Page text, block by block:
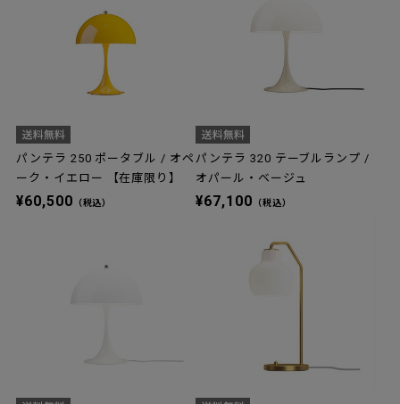
パンテラ 250 ポータブル / オペ
ーク・イエロー 【在庫限り】
¥60,500 （税込）
パンテラ 320 テーブルランプ /
オパール・ベージュ
¥67,100 （税込）